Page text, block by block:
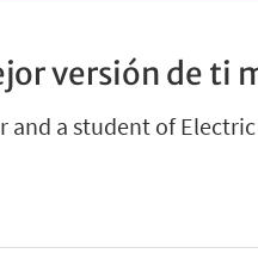
versión de ti
a student of